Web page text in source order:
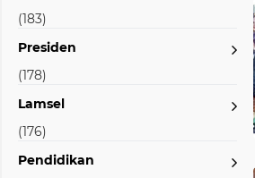
(183)
Presiden
(178)
Lamsel
(176)
Pendidikan